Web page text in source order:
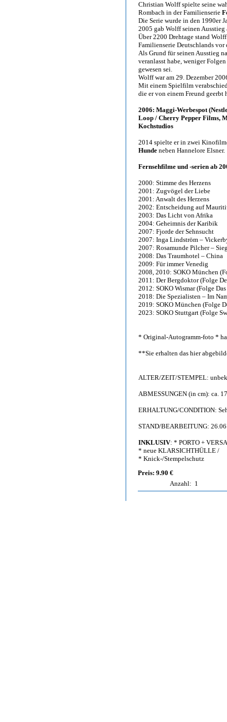
Christian Wolff spielte seine
Rombach in der Familienserie
Die Serie wurde in den 1990er
2005 gab Wolff seinen Ausstieg
Über 2200 Drehtage stand
Familienserie Deutschlands vor
Als Grund für seinen Ausstieg
veranlasst habe, weniger
gewesen sei.
Wolff war am 29. Dezember
Mit einem Spielfilm
die er von einem Freund geerbt
2006: Maggi-Werbespot
Loop / Cherry Pepper Films,
Kochstudios
2014 spielte er in zwei
Hunde neben Hannelore Elsner.
Fernsehfilme und -serien ab
2000: Stimme des Herzens
2001: Zugvögel der Liebe
2001: Anwalt des Herzens
2002: Entscheidung auf
2003: Das Licht von Afrika
2004: Geheimnis der Karibik
2007: Fjorde der Sehnsucht
2007: Inga Lindström –
2007: Rosamunde Pilcher –
2008: Das Traumhotel – China
2009: Für immer Venedig
2008, 2010: SOKO München
2011: Der Bergdoktor (Folge
2012: SOKO Wismar (Folge
2018: Die Spezialisten – Im
2019: SOKO München (Folge
2023: SOKO Stuttgart (Folge
* Original-Autogramm-foto *
**Sie erhalten das hier
ALTER/ZEIT/STEMPEL:
ABMESSUNGEN (in cm): ca.
ERHALTUNG/CONDITION:
STAND/BEARBEITUNG:
INKLUSIV: * PORTO +
* neue KLARSICHTHÜLLE /
* Knick-/Stempelschutz
Preis: 9.90 €
Anzahl: 1